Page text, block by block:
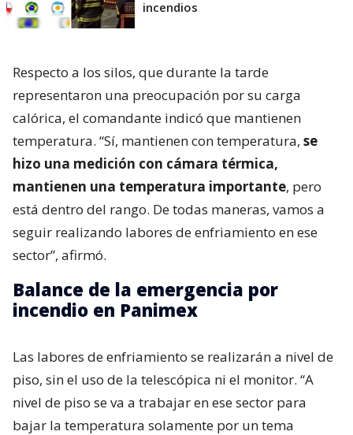
incendios
Respecto a los silos, que durante la tarde
representaron una preocupación por su carga
calórica, el comandante indicó que mantienen
temperatura. “Sí, mantienen con temperatura, se
hizo una medición con cámara térmica,
mantienen una temperatura importante, pero
está dentro del rango. De todas maneras, vamos a
seguir realizando labores de enfriamiento en ese
sector”, afirmó.
Balance de la emergencia por
incendio en Panimex
Las labores de enfriamiento se realizarán a nivel de
piso, sin el uso de la telescópica ni el monitor. “A
nivel de piso se va a trabajar en ese sector para
bajar la temperatura solamente por un tema